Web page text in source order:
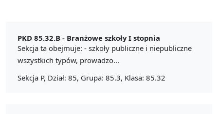
PKD 85.32.B - Branżowe szkoły I stopnia
Sekcja ta obejmuje: - szkoły publiczne i niepubliczne
wszystkich typów, prowadzo...
Sekcja P, Dział: 85, Grupa: 85.3, Klasa: 85.32